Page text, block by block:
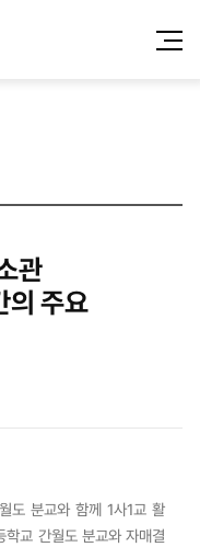
전체메
열기
관
의 주요
도 분교와 함께 1사1교 활
교 간월도 분교와 자매결